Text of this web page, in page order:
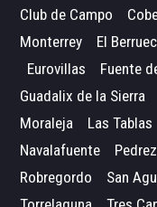
Club de Campo
Monterrey
El
Eurovillas
Fuente
Guadalix de la Sierra
Moraleja
Las Tablas
Navalafuente
Robregordo
San